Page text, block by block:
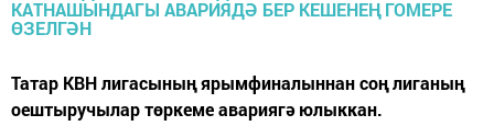
Татар КВН лигасының ярымфиналыннан соң лиганың
оештыручылар төркеме авариягә юлыккан.